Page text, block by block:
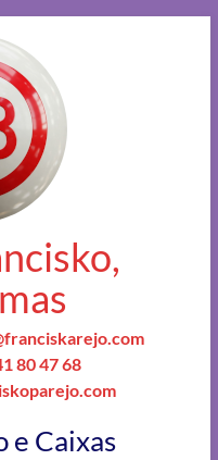
80 47 68
e Caixas